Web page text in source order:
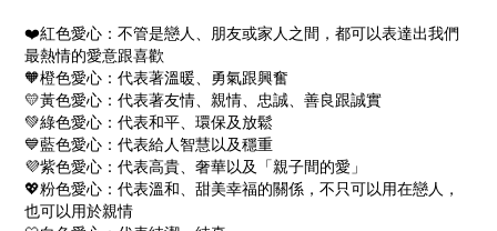
❤️紅色愛心：不管是戀人、朋友或家人之間，都可以表達出我們
最熱情的愛意跟喜歡
🧡橙色愛心：代表著溫暖、勇氣跟興奮
💛黃色愛心：代表著友情、親情、忠誠、善良跟誠實
💚綠色愛心：代表和平、環保及放鬆
💙藍色愛心：代表給人智慧以及穩重
💜紫色愛心：代表高貴、奢華以及「親子間的愛」
💖粉色愛心：代表溫和、甜美幸福的關係，不只可以用在戀人，
也可以用於親情